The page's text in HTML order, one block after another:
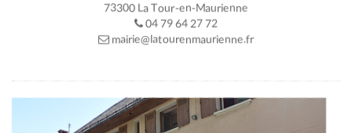
73300 La Tour-en-Maurienne
04 79 64 27 72
mairie@latourenmaurienne.fr